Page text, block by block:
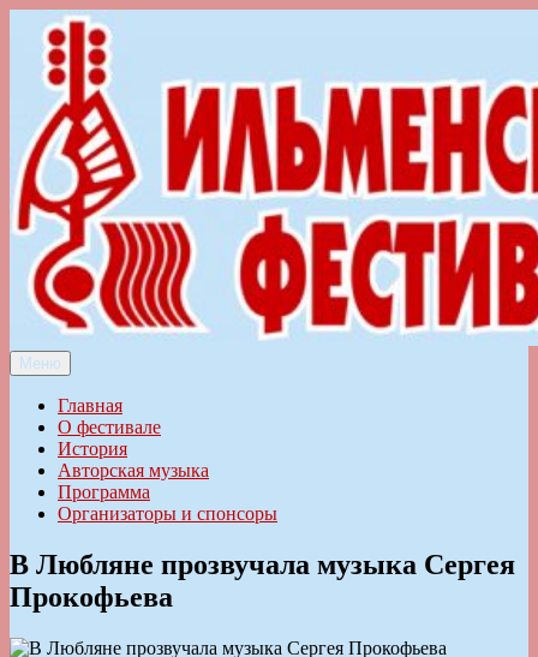
Перейти
содержимому
Ильменский фестиваль авторской песни
Меню
Главная
О фестивале
История
Авторская музыка
Программа
Организаторы и спонсоры
В Любляне прозвучала музыка Сергея
Прокофьева